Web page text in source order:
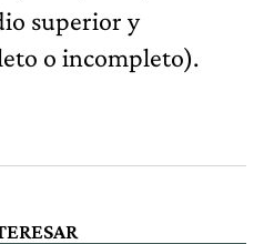
superior y
o incompleto).